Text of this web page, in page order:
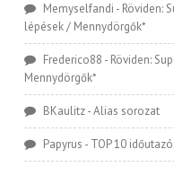
Memyselfandi - Röviden:
lépések / Mennydörgők*
Frederico88 - Röviden:
Mennydörgők*
BKaulitz-Alias sorozat
Papyrus - TOP 10